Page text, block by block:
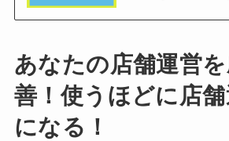
あなたの店舗運営
善！使うほどに店
になる！